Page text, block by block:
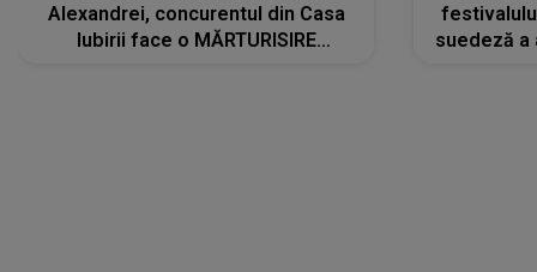
Alexandrei, concurentul din Casa
Iubirii face o MĂRTURISIRE
suedeză a